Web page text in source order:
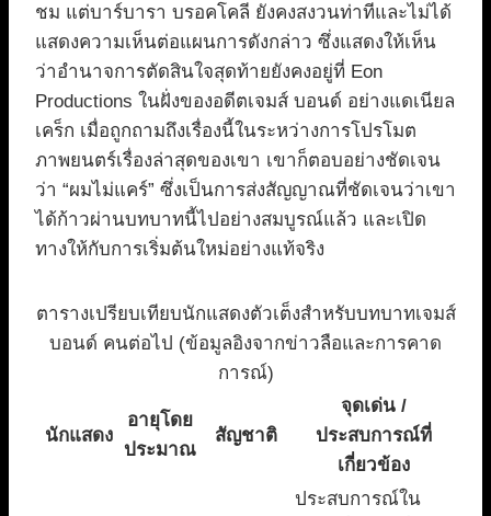
ชม แต่บาร์บารา บรอคโคลี ยังคงสงวนท่าทีและไม่ได้
แสดงความเห็นต่อแผนการดังกล่าว ซึ่งแสดงให้เห็น
ว่าอำนาจการตัดสินใจสุดท้ายยังคงอยู่ที่ Eon
Productions ในฝั่งของอดีตเจมส์ บอนด์ อย่างแดเนียล
เคร็ก เมื่อถูกถามถึงเรื่องนี้ในระหว่างการโปรโมต
ภาพยนตร์เรื่องล่าสุดของเขา เขาก็ตอบอย่างชัดเจน
ว่า “ผมไม่แคร์” ซึ่งเป็นการส่งสัญญาณที่ชัดเจนว่าเขา
ได้ก้าวผ่านบทบาทนี้ไปอย่างสมบูรณ์แล้ว และเปิด
ทางให้กับการเริ่มต้นใหม่อย่างแท้จริง
ตารางเปรียบเทียบนักแสดงตัวเต็งสำหรับบทบาทเจมส์
บอนด์ คนต่อไป (ข้อมูลอิงจากข่าวลือและการคาด
การณ์)
นักแสดง
อายุโดย
ประมาณ
สัญชาติ
จุดเด่น /
ประสบการณ์ที่
เกี่ยวข้อง
ประสบการณ์ใน